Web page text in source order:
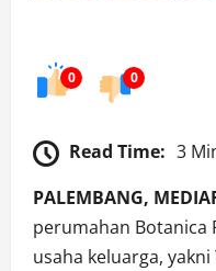
0 0
Read Time: 3
PALEMBANG,
perumahan Botanica
usaha keluarga,